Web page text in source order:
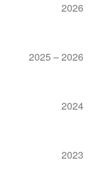
2026
2025 – 2026
2024
2023